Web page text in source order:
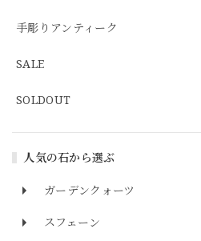
手彫りアンティーク
SALE
SOLDOUT
人気の石から選ぶ
ガーデンクォーツ
スフェーン